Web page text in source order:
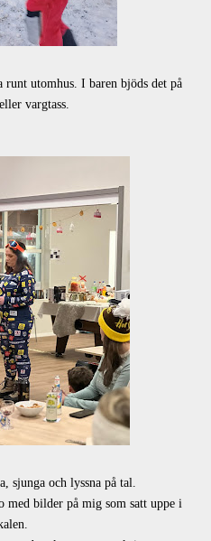
runt utomhus. I baren bjöds det på
vargtass.
sjunga och lyssna på tal.
med bilder på mig som satt uppe i